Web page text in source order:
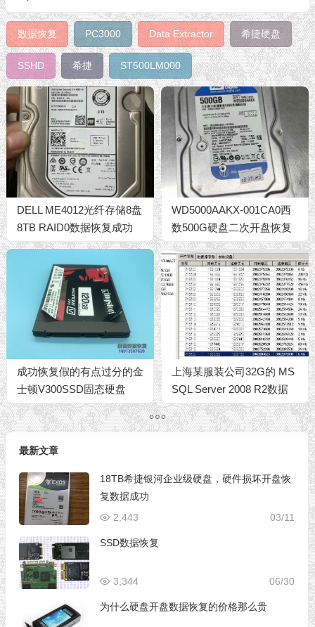
数据恢复 PC3000 Data Extractor 希捷硬盘
SSHD 希捷 ST500LM000
DELL ME4012光纤存储8盘
8TB RAID0数据恢复成功
WD5000AAKX-001CA0西
数500G硬盘二次开盘恢复
成功
成功恢复假的有点过分的金
士顿V300SSD固态硬盘
上海某服装公司32G的 MS
SQL Server 2008 R2数据
库恢复修复案例
最新文章
18TB希捷银河企业级硬盘，硬件损坏开盘恢
复数据成功
03/11
2,443
SSD数据恢复
06/30
3,344
为什么硬盘开盘数据恢复的价格那么贵